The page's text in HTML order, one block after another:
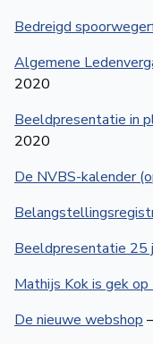
Bedreigd
Algemene
2020
Beeldpresentatie in
2020
De NVBS-kalender
Beeldpresentatie 25
Mathijs Kok is gek op
De nieuwe webshop